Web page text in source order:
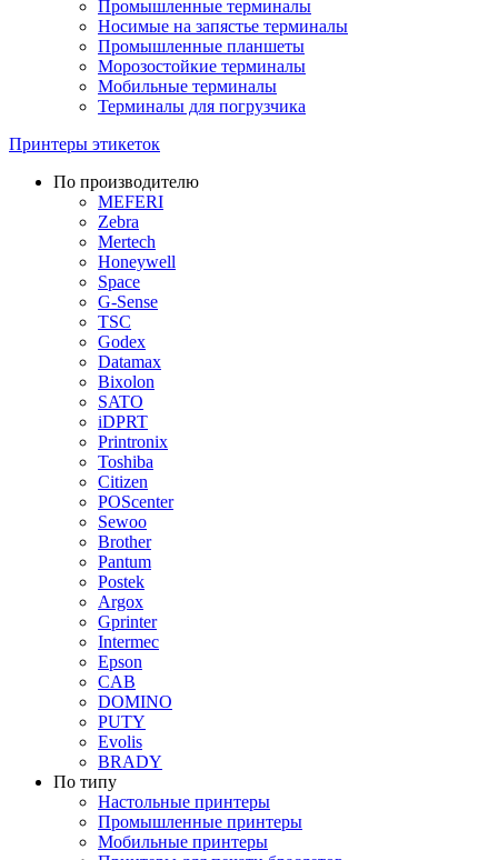
Промышленные терминалы
Носимые на запястье терминалы
Промышленные планшеты
Морозостойкие терминалы
Мобильные терминалы
Терминалы для погрузчика
Принтеры этикеток
По производителю
MEFERI
Zebra
Mertech
Honeywell
Space
G-Sense
TSC
Godex
Datamax
Bixolon
SATO
iDPRT
Printronix
Toshiba
Citizen
POScenter
Sewoo
Brother
Pantum
Postek
Argox
Gprinter
Intermec
Epson
CAB
DOMINO
PUTY
Evolis
BRADY
По типу
Настольные принтеры
Промышленные принтеры
Мобильные принтеры